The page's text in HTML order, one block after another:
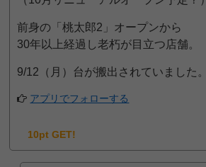
前身の「桃太郎2」オープンから
30年以上経過し老朽が目立つ店舗。
9/12（月）台が搬出されていました。
アプリでフォローする
10pt GET!